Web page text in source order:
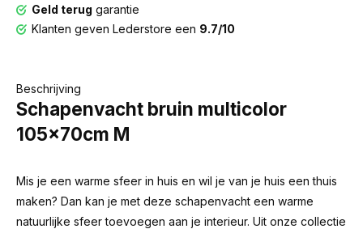
Geld terug garantie
Klanten geven Lederstore een 9.7/10
Beschrijving
Schapenvacht bruin multicolor
105x70cm M
Mis je een warme sfeer in huis en wil je van je huis een thuis
maken? Dan kan je met deze schapenvacht een warme
natuurlijke sfeer toevoegen aan je interieur. Uit onze collectie